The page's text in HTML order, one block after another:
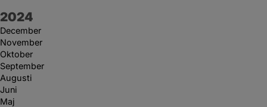
År:
2024
December
November
Oktober
September
Augusti
Juni
Maj